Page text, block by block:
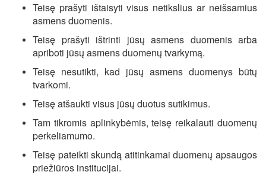
Teisę prašyti ištaisyti visus netikslius ar neišsamius
asmens duomenis.
Teisę prašyti ištrinti jūsų asmens duomenis arba
apriboti jūsų asmens duomenų tvarkymą.
Teisę nesutikti, kad jūsų asmens duomenys būtų
tvarkomi.
Teisę atšaukti visus jūsų duotus sutikimus.
Tam tikromis aplinkybėmis, teisę reikalauti duomenų
perkeliamumo.
Teisę pateikti skundą atitinkamai duomenų apsaugos
priežiūros institucijai.